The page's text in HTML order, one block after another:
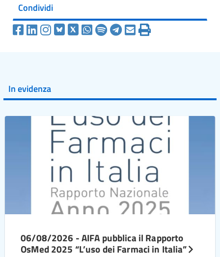
Condividi
In evidenza
06/08/2026 - AIFA pubblica il Rapporto
OsMed 2025 “L’uso dei Farmaci in Italia”